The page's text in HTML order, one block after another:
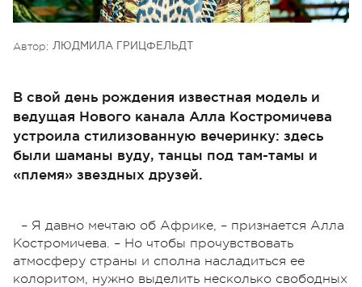
Автор: ЛЮДМИЛА ГРИЦФЕЛЬДТ
В свой день рождения известная модель и
ведущая Нового канала Алла Костромичева
устроила стилизованную вечеринку: здесь
были шаманы вуду, танцы под там-тамы и
«племя» звездных друзей.
– Я давно мечтаю об Африке, – признается Алла
Костромичева. – Но чтобы прочувствовать
атмосферу страны и сполна насладиться ее
колоритом, нужно выделить несколько свободных